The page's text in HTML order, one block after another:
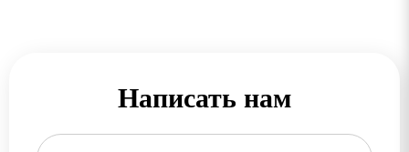
Написать нам